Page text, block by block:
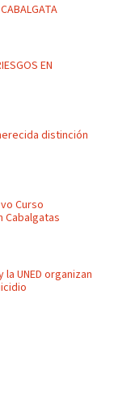
EN
distinción
Curso
Cabalgatas
UNED organizan